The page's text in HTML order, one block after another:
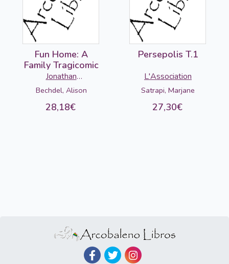
Fun Home: A
Family Tragicomic
Jonathan
Cape/Vintage
Bechdel, Alison
28,18€
Persepolis T.1
L'Association
Satrapi, Marjane
27,30€